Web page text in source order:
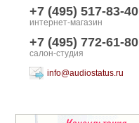
+7 (495) 517-83-40
интернет-магазин
+7 (495) 772-61-80
салон-студия
info@audiostatus.ru